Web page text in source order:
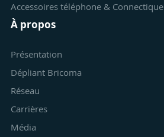
Accessoires téléphone & Connectique
À propos
Présentation
Dépliant Bricoma
Réseau
Carrières
Média